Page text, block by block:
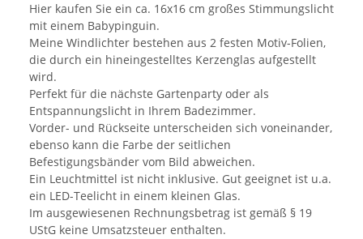
Hier kaufen Sie ein ca. 16x16 cm großes Stimmungslicht
mit einem Babypinguin.
Meine Windlichter bestehen aus 2 festen Motiv-Folien,
die durch ein hineingestelltes Kerzenglas aufgestellt
wird.
Perfekt für die nächste Gartenparty oder als
Entspannungslicht in Ihrem Badezimmer.
Vorder- und Rückseite unterscheiden sich voneinander,
ebenso kann die Farbe der seitlichen
Befestigungsbänder vom Bild abweichen.
Ein Leuchtmittel ist nicht inklusive. Gut geeignet ist u.a.
ein LED-Teelicht in einem kleinen Glas.
Im ausgewiesenen Rechnungsbetrag ist gemäß § 19
UStG keine Umsatzsteuer enthalten.